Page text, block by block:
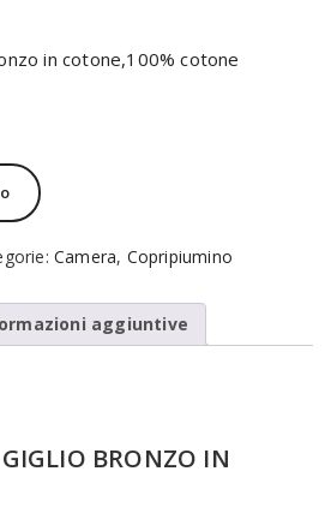
in cotone,100% cotone
Camera, Copripiumino
aggiuntive
BRONZO IN